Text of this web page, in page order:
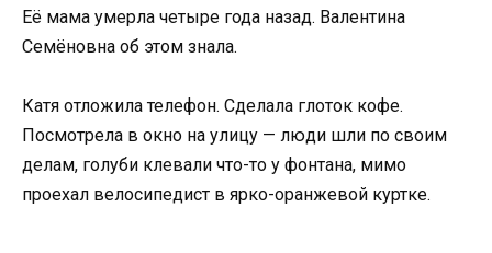
Её мама умерла четыре года назад. Валентина
Семёновна об этом знала.
Катя отложила телефон. Сделала глоток кофе.
Посмотрела в окно на улицу — люди шли по своим
делам, голуби клевали что-то у фонтана, мимо
проехал велосипедист в ярко-оранжевой куртке.